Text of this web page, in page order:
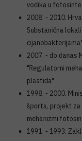
vodika u
2008. - 2010.
Substanična
cijanobakterijama"
2007. - do danas
"Regulatorni
plastida"
1998. - 2000.
športa, projekt
mehanizmi
1991. - 1993.